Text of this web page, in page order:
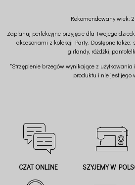
Rekomendowany wiek:
Zaplanuj perfekcyjne przyjęcie dla Twojego
akcesoriami z kolekcji Party. Dostępne także:
girlandy, różdżki,
*Strzępienie brzegów wynikające z
produktu i nie jest jego
CZAT ONLINE SZYJEMY W